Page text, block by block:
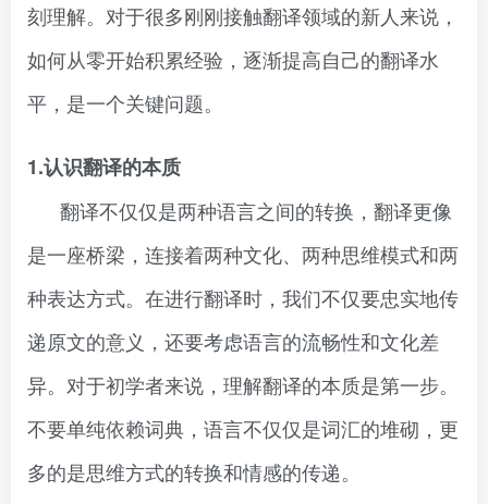
刻理解。对于很多刚刚接触翻译领域的新人来说，
如何从零开始积累经验，逐渐提高自己的翻译水
平，是一个关键问题。
1.认识翻译的本质
翻译不仅仅是两种语言之间的转换，翻译更像
是一座桥梁，连接着两种文化、两种思维模式和两
种表达方式。在进行翻译时，我们不仅要忠实地传
递原文的意义，还要考虑语言的流畅性和文化差
异。对于初学者来说，理解翻译的本质是第一步。
不要单纯依赖词典，语言不仅仅是词汇的堆砌，更
多的是思维方式的转换和情感的传递。